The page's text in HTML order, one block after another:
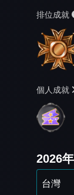
排位成就
個人成就
2026